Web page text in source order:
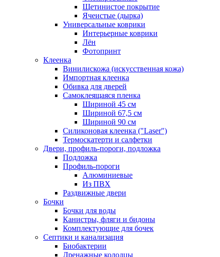
Щетинистое покрытие
Ячеистые (дырка)
Универсальные коврики
Интерьерные коврики
Лён
Фотопринт
Клеенка
Винилискожа (искусственная кожа)
Импортная клеенка
Обивка для дверей
Самоклеящаяся пленка
Шириной 45 см
Шириной 67,5 см
Шириной 90 см
Силиконовая клеенка ("Laser")
Термоскатерти и салфетки
Двери, профиль-пороги, подложка
Подложка
Профиль-пороги
Алюминиевые
Из ПВХ
Раздвижные двери
Бочки
Бочки для воды
Канистры, фляги и бидоны
Комплектующие для бочек
Септики и канализация
Биобактерии
Дренажные колодцы